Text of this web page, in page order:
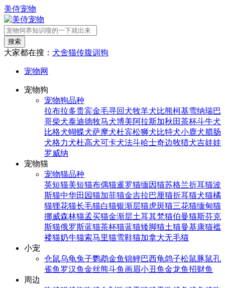
美侍宠物
搜索
大家都在搜： 犬舍猫传腹训狗
宠物网
宠物狗
宠物狗品种
拉布拉多贵宾金毛寻回犬牧羊犬比熊柯基雪纳瑞巴
哥柴犬泰迪德牧马犬博美阿拉斯加秋田茶杯斗牛犬
比格犬蝴蝶犬萨摩犬杜宾松狮犬比特犬小鹿犬腊肠
犬格力犬杜高犬可卡犬法斗哈士奇边牧猎犬吉娃娃
罗威纳
宠物猫
宠物猫品种
英短猫美短猫布偶猫暹罗猫缅因猫苏格兰折耳猫波
斯猫中华田园猫加菲猫金吉拉巴厘猫折耳猫犬猫橘
猫狸花猫长毛猫白猫银渐层猫虎斑猫三花猫缅甸猫
挪威森林猫孟买猫金渐层土耳其梵猫伯曼猫斯芬克
斯猫俄罗斯蓝猫茶杯猫蓝猫矮脚猫土猫曼基康猫褴
褛猫奶牛猫索马里猫雪鞋猫加拿大无毛猫
小宠
仓鼠乌龟兔子鹦鹉金鱼锦鲤巴西龟鸽子松鼠豚鼠孔
雀鱼 罗汉鱼金丝熊斗鱼画眉小丑鱼金龙鱼招财鱼
周边